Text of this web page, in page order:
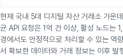
현재 국내 5대 디지털 자산 거래소 가
균 API 요청은 1억 건 이상, 활성 노드는
경에서도 안정적으로 처리할 수 있는 역
서 확보한 데이터와 거래 정보는 이후